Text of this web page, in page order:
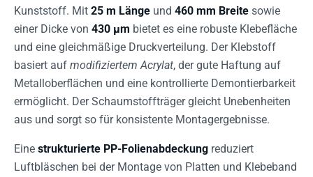
Kunststoff. Mit 25 m Länge und 460 mm Breite sowie
einer Dicke von 430 µm bietet es eine robuste Klebefläche
und eine gleichmäßige Druckverteilung. Der Klebstoff
basiert auf modifiziertem Acrylat, der gute Haftung auf
Metalloberflächen und eine kontrollierte Demontierbarkeit
ermöglicht. Der Schaumstoffträger gleicht Unebenheiten
aus und sorgt so für konsistente Montagergebnisse.
Eine strukturierte PP-Folienabdeckung reduziert
Luftbläschen bei der Montage von Platten und Klebeband